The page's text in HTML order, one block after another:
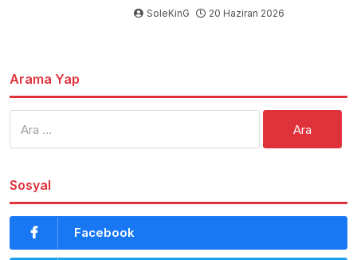
SoleKinG 20 Haziran 2026
Arama Yap
Sosyal
Facebook